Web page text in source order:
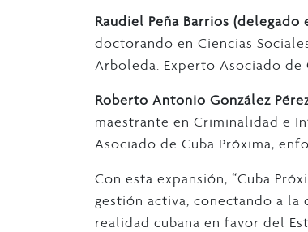
Raudiel Peña Barrios (delegado
doctorando en Ciencias
Arboleda. Experto Asociado de
Roberto Antonio González
maestrante en Criminalidad e
Asociado de Cuba Próxima,
Con esta expansión, “Cuba
gestión activa, conectando a
realidad cubana en favor del